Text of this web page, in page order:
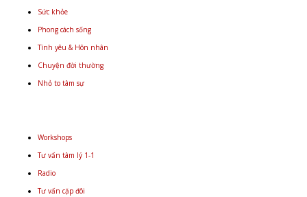
Sức khỏe
Phong cách sống
Tình yêu & Hôn nhân
Chuyện đời thường
Nhỏ to tâm sự
Workshops
Tư vấn tâm lý 1-1
Radio
Tư vấn cặp đôi